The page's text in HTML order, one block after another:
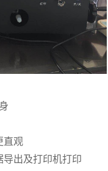
直观
导出及打印机打印